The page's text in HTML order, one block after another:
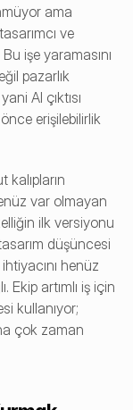
ama
ve
işe yaramasını
pazarlık
AI çıktısı
erişilebilirlik
var olmayan
ilk versiyonu
düşüncesi
henüz
Ekip artımlı iş için
kullanıyor;
çok zaman